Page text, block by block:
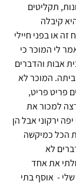
תקליטים
קיבלה
או בפני חיילי
לי המוכר כי
אבות והדברים
המוכר לא
פריט פריט,
למכור את
ירקוני אבל הן
הכל כמיקשה
לא
את אחד
-  אוסף בתי